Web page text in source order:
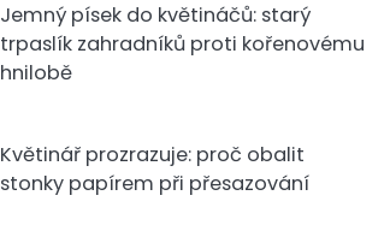
Jemný písek do květináčů: starý
trpaslík zahradníků proti kořenovému
hnilobě
Květinář prozrazuje: proč obalit
stonky papírem při přesazování